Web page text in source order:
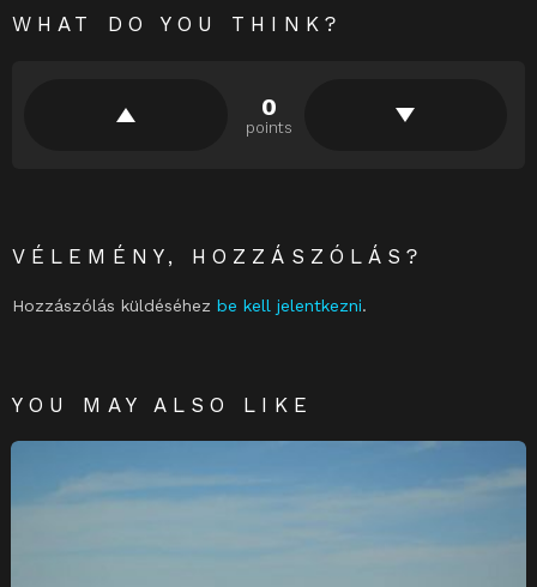
WHAT DO YOU THINK?
0
points
VÉLEMÉNY, HOZZÁSZÓLÁS?
Hozzászólás küldéséhez be kell jelentkezni.
YOU MAY ALSO LIKE